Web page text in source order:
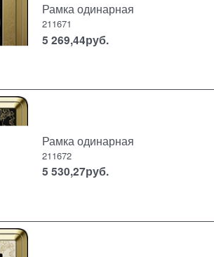
Рамка одинарная
211671
5 269,44руб.
Рамка одинарная
211672
5 530,27руб.